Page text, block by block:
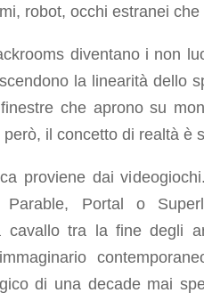
robot, occhi estranei che
diventano i non
la linearità dello
che aprono su
il concetto di realtà è
proviene dai
Parable, Portal o
cavallo tra la fine degli
di una decade mai